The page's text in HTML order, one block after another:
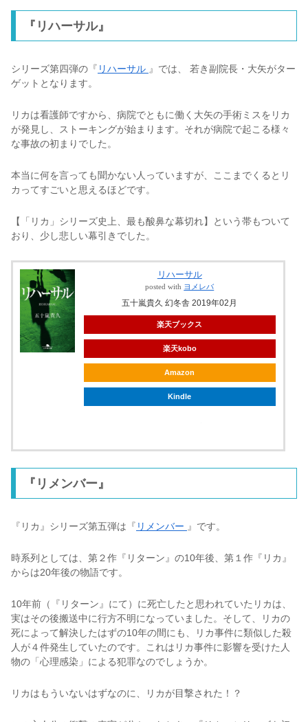
『リハーサル』
シリーズ第四弾の『 リハーサル 』では、 若き副院長・大矢がター
ゲットとなります。
リカは看護師ですから、病院でともに働く大矢の手術ミスをリカ
が発見し、ストーキングが始まります。それが病院で起こる様々
な事故の初まりでした。
本当に何を言っても聞かない人っていますが、ここまでくるとリ
カってすごいと思えるほどです。
【「リカ」シリーズ史上、最も酸鼻な幕切れ】という帯もついて
おり、少し悲しい幕引きでした。
リハーサル
posted with ヨメレバ
五十嵐貴久 幻冬舎 2019年02月
楽天ブックス
楽天kobo
Amazon
Kindle
『リメンバー』
『リカ』シリーズ第五弾は『 リメンバー 』です。
時系列としては、第２作『リターン』の10年後、第１作『リカ』
からは20年後の物語です。
10年前（『リターン』にて）に死亡したと思われていたリカは、
実はその後搬送中に行方不明になっていました。そして、リカの
死によって解決したはずの10年の間にも、リカ事件に類似した殺
人が４件発生していたのです。これはリカ事件に影響を受けた人
物の「心理感染」による犯罪なのでしょうか。
リカはもういないはずなのに、リカが目撃された！？